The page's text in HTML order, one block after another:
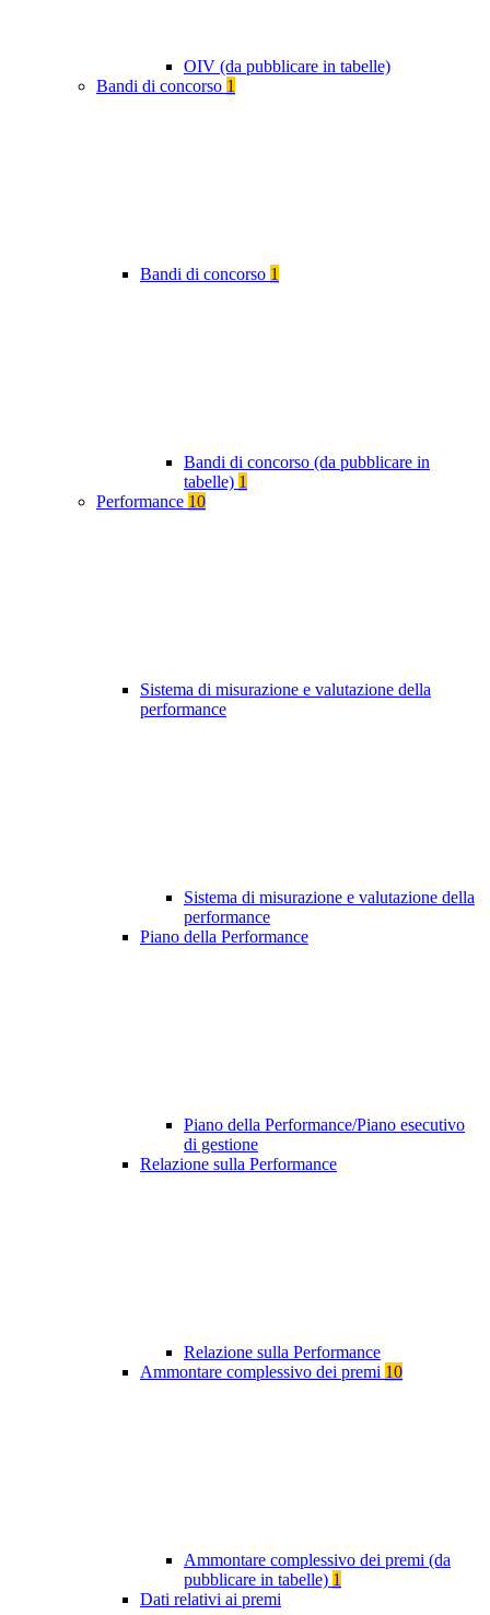
OIV (da pubblicare in tabelle)
Bandi di concorso 1
Bandi di concorso 1
Bandi di concorso (da pubblicare in
tabelle) 1
Performance 10
Sistema di misurazione e valutazione della
performance
Sistema di misurazione e valutazione della
performance
Piano della Performance
Piano della Performance/Piano esecutivo
di gestione
Relazione sulla Performance
Relazione sulla Performance
Ammontare complessivo dei premi 10
Ammontare complessivo dei premi (da
pubblicare in tabelle) 1
Dati relativi ai premi